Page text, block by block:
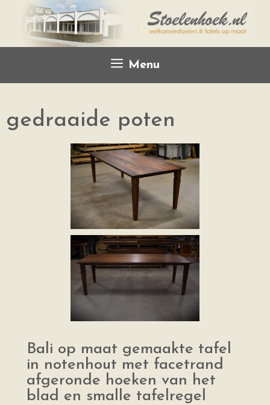
Menu
gedraaide poten
Bali op maat gemaakte tafel
in notenhout met facetrand
afgeronde hoeken van het
blad en smalle tafelregel